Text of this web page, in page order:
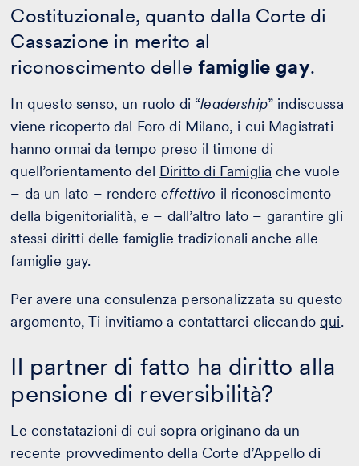
Costituzionale, quanto dalla Corte di
Cassazione in merito al
riconoscimento delle famiglie gay.
In questo senso, un ruolo di “leadership” indiscussa
viene ricoperto dal Foro di Milano, i cui Magistrati
hanno ormai da tempo preso il timone di
quell’orientamento del Diritto di Famiglia che vuole
– da un lato – rendereeffettivo il riconoscimento
della bigenitorialità, e – dall’altro lato – garantire gli
stessi diritti delle famiglie tradizionali anche alle
famiglie gay.
Per avere una consulenza personalizzata su questo
argomento, Ti invitiamo a contattarci cliccandoqui.
Il partner di fatto ha diritto alla
pensione di reversibilità?
Le constatazioni di cui sopra originano da un
recente provvedimento della Corte d’Appello di